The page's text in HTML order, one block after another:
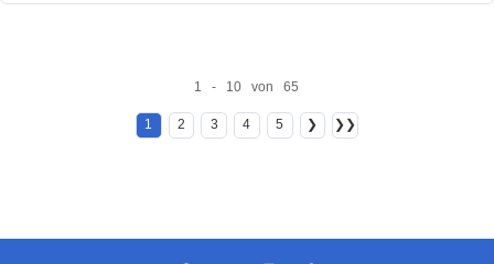
1 - 10 von 65
1 2 3 4 5 ❯ ❯❯